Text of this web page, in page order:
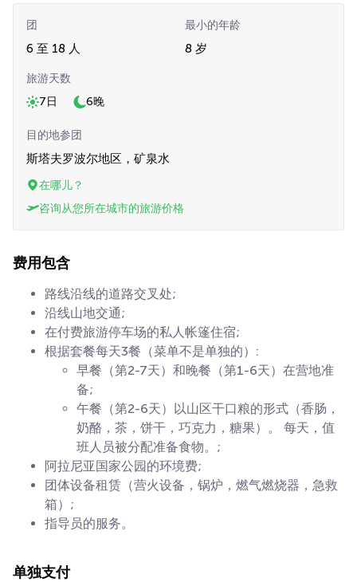
团
6 至 18 人
最小的年龄
8 岁
旅游天数
7日
6晚
目的地参团
斯塔夫罗波尔地区，矿泉水
在哪儿？
咨询从您所在城市的旅游价格
费用包含
路线沿线的道路交叉处;
沿线山地交通;
在付费旅游停车场的私人帐篷住宿;
根据套餐每天3餐（菜单不是单独的）:
早餐（第2-7天）和晚餐（第1-6天）在营地准
备;
午餐（第2-6天）以山区干口粮的形式（香肠，
奶酪，茶，饼干，巧克力，糖果）。 每天，值
班人员被分配准备食物。;
阿拉尼亚国家公园的环境费;
团体设备租赁（营火设备，锅炉，燃气燃烧器，急救
箱）;
指导员的服务。
单独支付